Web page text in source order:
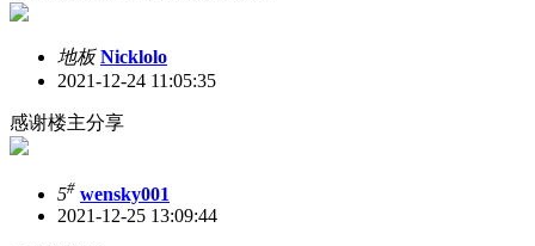
地板 Nicklolo
2021-12-24 11:05:35
感谢楼主分享
5# wensky001
2021-12-25 13:09:44